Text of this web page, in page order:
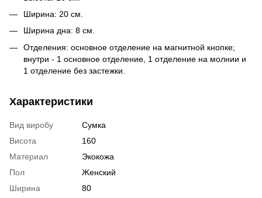
Ширина: 20 см.
Ширина дна: 8 см.
Отделения: основное отделение на магнитной кнопке;
внутри - 1 основное отделение, 1 отделение на молнии и
1 отделение без застежки.
Характеристики
Вид виробу
Сумка
Висота
160
Материал
Экокожа
Пол
Женский
Ширина
80